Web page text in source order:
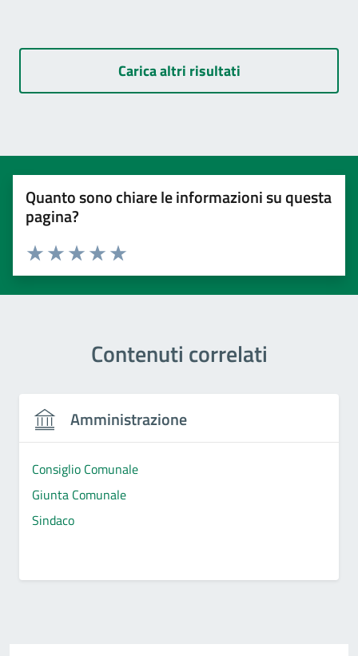
Carica altri risultati
Quanto sono chiare le informazioni su questa
pagina?
Valuta 5 stelle su 5
Valuta 4 stelle su 5
Valuta 3 stelle su 5
Valuta 2 stelle su 5
Valuta 1 stelle su 5
Contenuti correlati
Amministrazione
Consiglio Comunale
Giunta Comunale
Sindaco